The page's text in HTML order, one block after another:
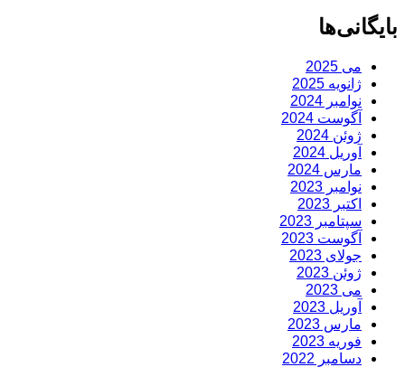
بایگانی‌ها
می 2025
ژانویه 2025
نوامبر 2024
آگوست 2024
ژوئن 2024
آوریل 2024
مارس 2024
نوامبر 2023
اکتبر 2023
سپتامبر 2023
آگوست 2023
جولای 2023
ژوئن 2023
می 2023
آوریل 2023
مارس 2023
فوریه 2023
دسامبر 2022